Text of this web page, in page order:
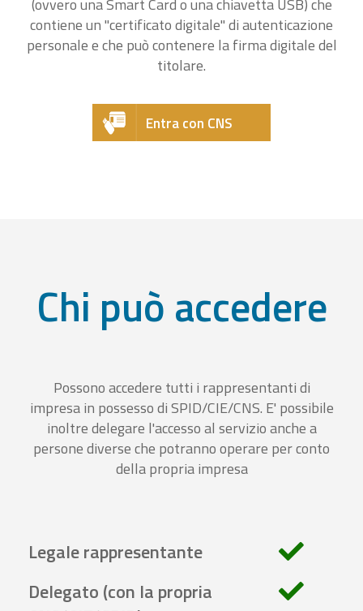
(ovvero una Smart Card o una chiavetta USB) che
contiene un "certificato digitale" di autenticazione
personale e che può contenere la firma digitale del
titolare.
Entra con CNS
Chi può accedere
Possono accedere tutti i rappresentanti di
impresa in possesso di SPID/CIE/CNS. E' possibile
inoltre delegare l'accesso al servizio anche a
persone diverse che potranno operare per conto
della propria impresa
Legale rappresentante
Delegato (con la propria